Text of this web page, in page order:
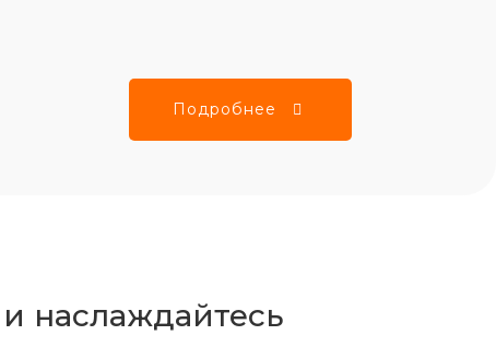
Подробнее
наслаждайтесь